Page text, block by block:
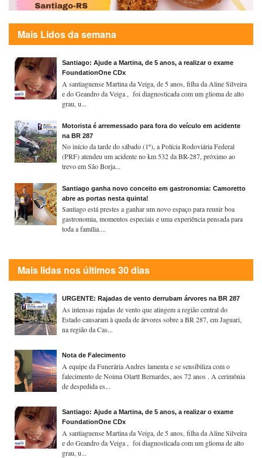
Mais Lidos da semana
Santiago: Ajude a Martina, de 5 anos, a realizar o exame
FoundationOne CDx
A santiaguense Martina da Veiga, de 5 anos, filha da Aline Silveira
e do Geandro da Veiga , foi diagnosticada com um glioma de alto
grau, u...
Motorista é arremessado para fora do veículo em acidente
na BR 287
No início da tarde do sábado (1º), a Polícia Rodoviária Federal
(PRF) atendeu um acidente no km 532 da BR-287, próximo ao
trevo em São Borja...
Santiago ganha novo conceito em gastronomia: Camoretto
abre as portas nesta quinta!
Santiago está prestes a ganhar um novo espaço para reunir boa
gastronomia, momentos especiais e uma experiência pensada para
toda a família....
Mais lidas nos últimos 30 dias
URGENTE: Rajadas de vento derrubam árvores na BR 287
As intensas rajadas de vento que atingem a região central do
Estado causaram à queda de árvores sobre a BR 287, em Jaguari,
na região da Cas...
Nota de Falecimento
A equipe da Funerária Andres lamenta e se sensibiliza com o
falecimento de Noima Olartt Bernardes, aos 72 anos . A cerimônia
de despedida es...
Santiago: Ajude a Martina, de 5 anos, a realizar o exame
FoundationOne CDx
A santiaguense Martina da Veiga, de 5 anos, filha da Aline Silveira
e do Geandro da Veiga , foi diagnosticada com um glioma de alto
grau, u...